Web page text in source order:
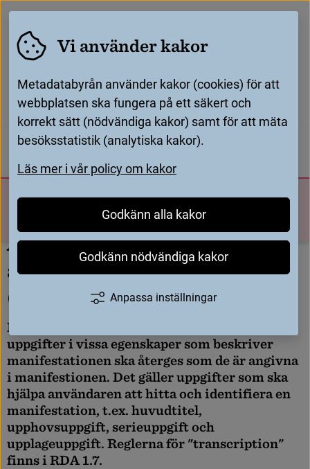
Metadatabyrån
Startsida / Generella anvisningar - RDA
Manifestation (Instans)
Skrivregler i RDA
Återge uppgifter som de är angivna i manifestationen
Återgeuppgiftersomdeär
angivnaimanifestationen
(
ip tion)
RDA:s begrepp ”transcription” innebär att
uppgifter i vissa egenskaper som beskriver
manifestationen ska återges som de är angivna
i manifestionen. Det gäller uppgifter som ska
hjälpa användaren att hitta och identifiera en
manifestation, t.ex. huvudtitel,
upphovsuppgift, serieuppgift och
upplageuppgift. Reglerna för "transcription"
finns i RDA 1.7.
Vi använder kakor
Metadatabyrån använder kakor (cookies) för att
webbplatsen ska fungera på ett säkert och
korrekt sätt (nödvändiga kakor) samt för att mäta
besöksstatistik (analytiska kakor).
Läs mer i vår policy om kakor
Godkänn alla kakor
Godkänn nödvändiga kakor
Anpassa inställningar